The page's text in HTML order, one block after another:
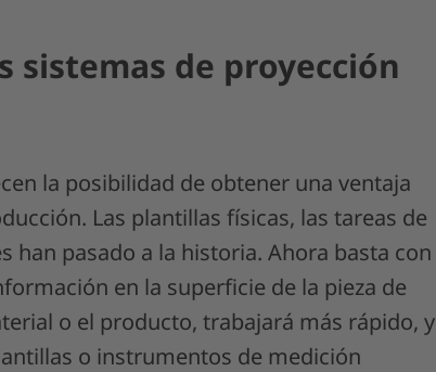
sistemas de proyección
la posibilidad de obtener una ventaja
Las plantillas físicas, las tareas de
han pasado a la historia. Ahora basta con
en la superficie de la pieza de
o el producto, trabajará más rápido, y
o instrumentos de medición